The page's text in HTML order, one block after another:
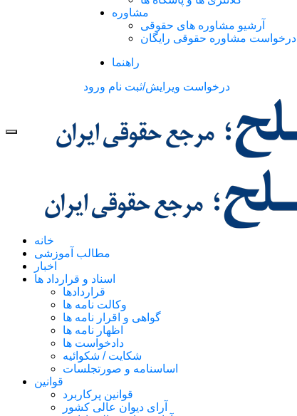
مشاوره
آرشیو مشاوره های حقوقی
درخواست مشاوره حقوقی رایگان
راهنما
درخواست ویرایش/ثبت نام ورود
خانه
مطالب آموزشی
اخبار
اسناد و قرارداد ها
قراردادها
وکالت نامه ها
گواهی و اقرار نامه ها
اظهار نامه ها
دادخواست ها
شکایت / شکوائیه
اساسنامه و صورتجلسات
قوانین
قوانین پرکاربرد
آرای دیوان عالی کشور